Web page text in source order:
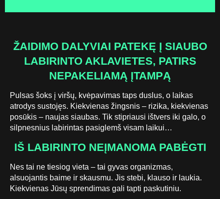
ŽAIDIMO DALYVIAI PATEKĘ Į SIAUBO
LABIRINTO AKLAVIETES, PATIRS
NEPAKELIAMĄ ĮTAMPĄ
Pulsas šoks į viršų, kvėpavimas taps duslus, o laikas
atrodys sustojęs. Kiekvienas žingsnis – rizika, kiekvienas
posūkis – naujas siaubas. Tik stipriausi ištvers iki galo, o
silpnesnius labirintas pasiglemš visam laikui…
IŠ LABIRINTO NEĮMANOMA PABĖGTI
Nes tai ne tiesiog vieta – tai gyvas organizmas,
alsuojantis baime ir skausmu. Jis stebi, klauso ir laukia.
Kiekvienas Jūsų sprendimas gali tapti paskutiniu.